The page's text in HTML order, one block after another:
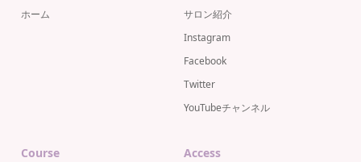
ホーム
サロン紹介
Instagram
Facebook
Twitter
YouTubeチャンネル
Course Access